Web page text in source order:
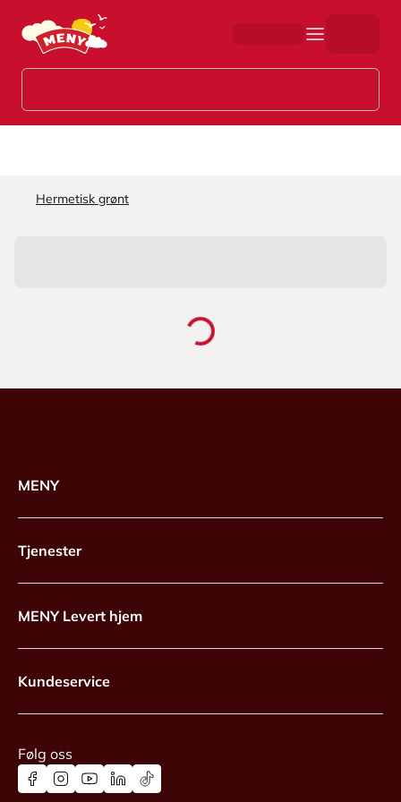
Hopp til hovedinnhold
Hermetisk grønt
MENY
Tjenester
MENY Levert hjem
Kundeservice
Følg oss